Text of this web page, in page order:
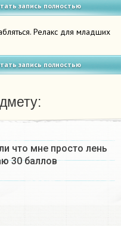
запись полностью
Релакс для младших
запись полностью
что мне просто лень
30 баллов​